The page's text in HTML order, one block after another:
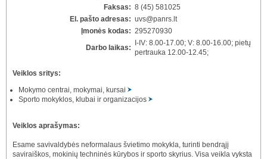
Faksas: 8 (45) 581025
El. pašto adresas: uvs@panrs.lt
Įmonės kodas: 295270930
Darbo laikas:
I-IV: 8.00-17.00; V: 8.00-16.00; pietų
pertrauka 12.00-12.45;
Veiklos sritys:
Mokymo centrai, mokymai, kursai
Sporto mokyklos, klubai ir organizacijos
Veiklos aprašymas:
Esame savivaldybės neformalaus švietimo mokykla, turinti bendrąjį
saviraiškos, mokinių techninės kūrybos ir sporto skyrius. Visa veikla vyksta